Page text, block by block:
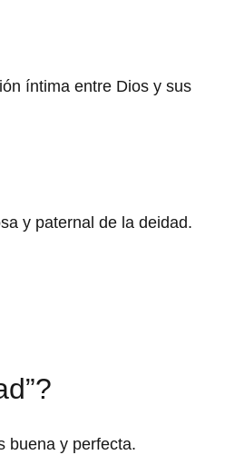
íntima entre Dios y sus
y paternal de la deidad.
buena y perfecta.